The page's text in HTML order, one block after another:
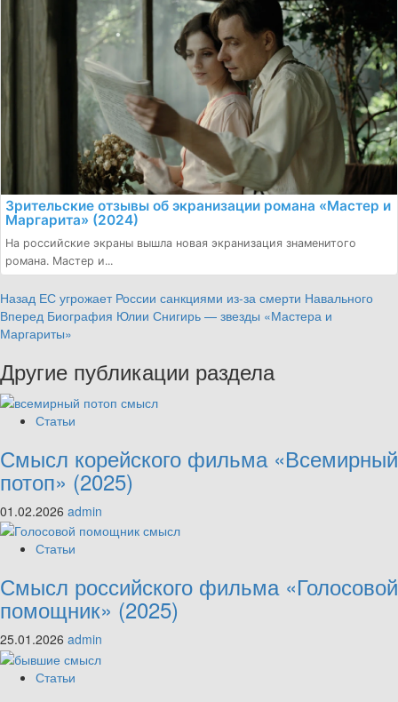
Зрительские отзывы об экранизации романа «Мастер и
Маргарита» (2024)
На российские экраны вышла новая экранизация знаменитого
романа. Мастер и...
Continue
Reading
Назад ЕС угрожает России санкциями из-за смерти Навального
Вперед Биография Юлии Снигирь — звезды «Мастера и
Маргариты»
Другие публикации раздела
Статьи
Смысл корейского фильма «Всемирный
потоп» (2025)
01.02.2026 admin
Статьи
Смысл российского фильма «Голосовой
помощник» (2025)
25.01.2026 admin
Статьи